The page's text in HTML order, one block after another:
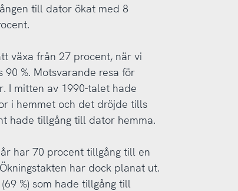
till dator ökat med 8
växa från 27 procent, när vi
%. Motsvarande resa för
I mitten av 1990-talet hade
i hemmet och det dröjde tills
hade tillgång till dator hemma.
har 70 procent tillgång till en
har dock planat ut.
%) som hade tillgång till